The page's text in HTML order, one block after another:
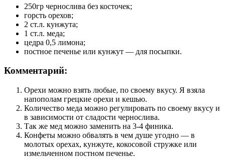
250гр чернослива без косточек;
горсть орехов;
2 ст.л. кунжута;
1 ст.л. меда;
цедра 0,5 лимона;
постное печенье или кунжут — для посыпки.
Комментарий:
Орехи можно взять любые, по своему вкусу. Я взяла
напополам грецкие орехи и кешью.
Количество меда можно регулировать по своему вкусу и
в зависимости от сладости чернослива.
Так же мед можно заменить на 3-4 финика.
Конфеты можно обвалять в чем душе угодно — в
молотых орехах, кунжуте, кокосовой стружке или
измельченном постном печенье.